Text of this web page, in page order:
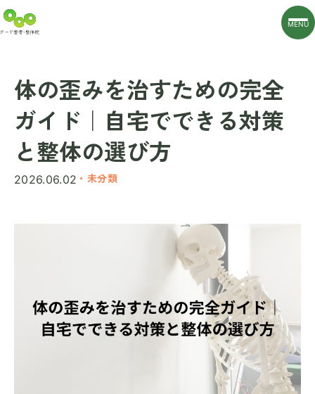
MENU
体の歪みを治すための完全
ガイド｜自宅でできる対策
と整体の選び方
2026.06.02 ・未分類